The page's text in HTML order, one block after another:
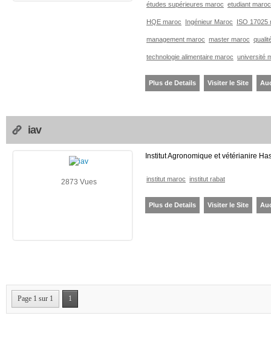
études supérieures maroc etudiant maroc
HQE maroc Ingénieur Maroc ISO 17025
management maroc master maroc
technologie alimentaire maroc université
Plus de Details Visiter le Site
iav
2873 Vues
Institut Agronomique et vétérianire
institut maroc institut rabat
Plus de Details Visiter le Site
Page 1 sur 1 1